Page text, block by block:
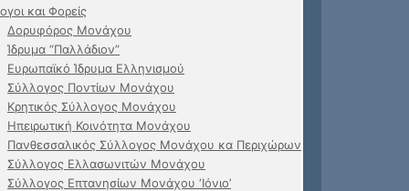
και Φορείς
Δορυφόρος Μονάχου
Ίδρυμα “Παλλάδιον”
Ευρωπαϊκό Ίδρυμα Ελληνισμού
Σύλλογος Ποντίων Μονάχου
Κρητικός Σύλλογος Μονάχου
Ηπειρωτική Κοινότητα Μονάχου
Πανθεσσαλικός Σύλλογος Μονάχου κα Περιχώρων
Σύλλογος Ελλασωνιτών Μονάχου
Σύλλογος Επτανησίων Μονάχου ‘Ιόνιο’